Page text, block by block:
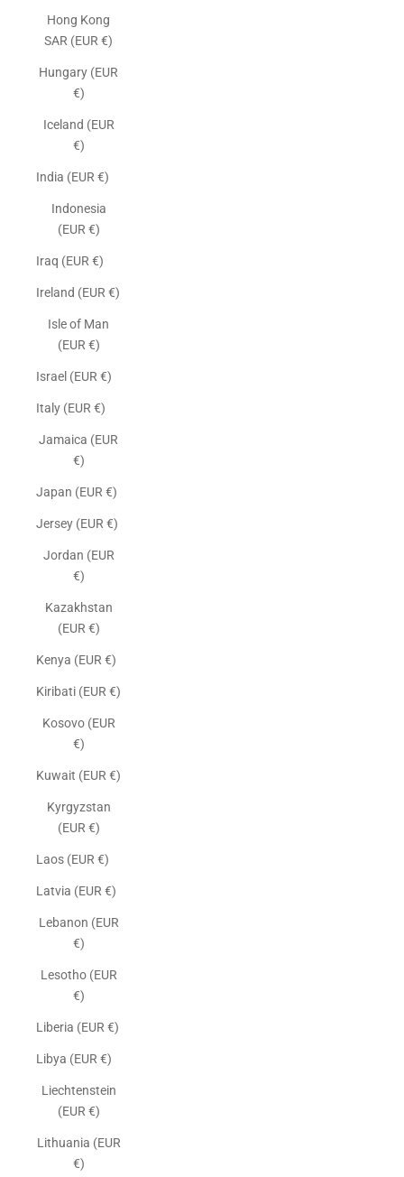
Hong Kong
SAR (EUR €)
Hungary (EUR
€)
Iceland (EUR
€)
India (EUR €)
Indonesia
(EUR €)
Iraq (EUR €)
Ireland (EUR €)
Isle of Man
(EUR €)
Israel (EUR €)
Italy (EUR €)
Jamaica (EUR
€)
Japan (EUR €)
Jersey (EUR €)
Jordan (EUR
€)
Kazakhstan
(EUR €)
Kenya (EUR €)
Kiribati (EUR €)
Kosovo (EUR
€)
Kuwait (EUR €)
Kyrgyzstan
(EUR €)
Laos (EUR €)
Latvia (EUR €)
Lebanon (EUR
€)
Lesotho (EUR
€)
Liberia (EUR €)
Libya (EUR €)
Liechtenstein
(EUR €)
Lithuania (EUR
€)